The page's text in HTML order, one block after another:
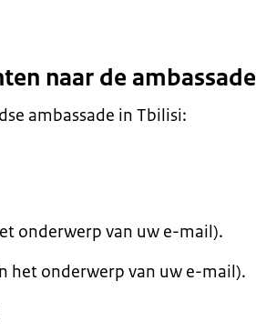
naar de ambassade
ambassade in Tbilisi:
onderwerp van uw e-mail).
het onderwerp van uw e-mail).